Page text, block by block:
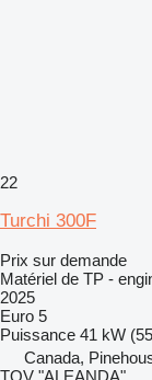
22
Turchi 300F
Prix sur demande
Matériel de TP -
2025
Euro 5
Puissance 41 kW
Canada,
TOV "ALEANDA"